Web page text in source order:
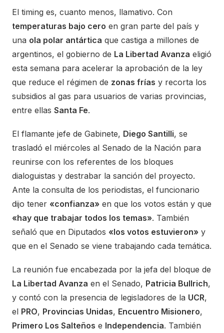
El timing es, cuanto menos, llamativo. Con
temperaturas bajo cero en gran parte del país y
una ola polar antártica que castiga a millones de
argentinos, el gobierno de La Libertad Avanza eligió
esta semana para acelerar la aprobación de la ley
que reduce el régimen de zonas frías y recorta los
subsidios al gas para usuarios de varias provincias,
entre ellas Santa Fe.
El flamante jefe de Gabinete, Diego Santilli, se
trasladó el miércoles al Senado de la Nación para
reunirse con los referentes de los bloques
dialoguistas y destrabar la sanción del proyecto.
Ante la consulta de los periodistas, el funcionario
dijo tener «confianza» en que los votos están y que
«hay que trabajar todos los temas». También
señaló que en Diputados «los votos estuvieron» y
que en el Senado se viene trabajando cada temática.
La reunión fue encabezada por la jefa del bloque de
La Libertad Avanza en el Senado, Patricia Bullrich,
y contó con la presencia de legisladores de la UCR,
el PRO, Provincias Unidas, Encuentro Misionero,
Primero Los Salteños e Independencia. También